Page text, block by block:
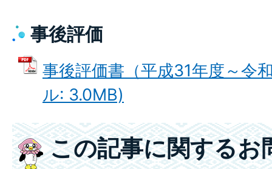
事後評価
事後評価書（平成31年度～令
ル: 3.0MB)
この記事に関するお